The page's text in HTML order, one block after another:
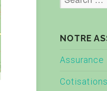
NOTRE
Assurance